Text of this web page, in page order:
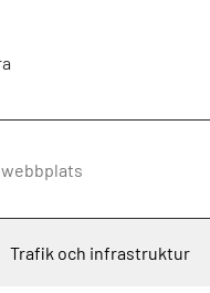
Trafik och infrastruktur